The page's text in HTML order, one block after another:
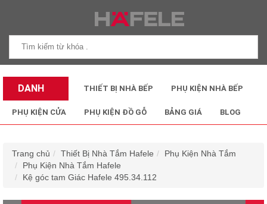
DANH
MỤC SẢN
THIẾT BỊ NHÀ BẾP PHỤ KIỆN NHÀ BẾP
PHỤ KIỆN CỬA PHỤ KIỆN ĐỒ GỖ BẢNG GIÁ BLOG
Trang chủ Thiết Bị Nhà Tắm Hafele
Phụ Kiện Nhà Tắm
Phụ Kiện Nhà Tắm Hafele
Kệ góc tam Giác Hafele 495.34.112